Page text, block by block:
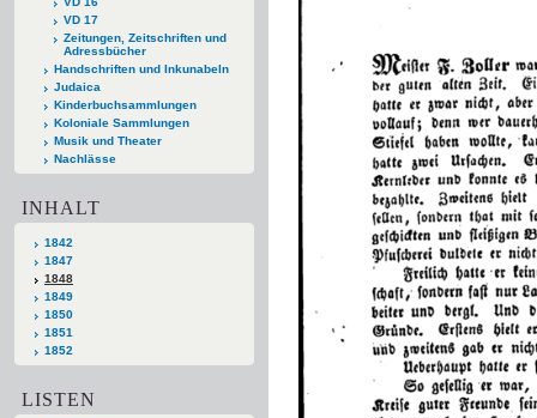
VD 17
Zeitungen, Zeitschriften und
Adressbücher
Handschriften und Inkunabeln
Judaica
Kinderbuchsammlungen
Koloniale Sammlungen
Musik und Theater
Nachlässe
INHALT
1842
1847
1848
1849
1850
1851
1852
LISTEN